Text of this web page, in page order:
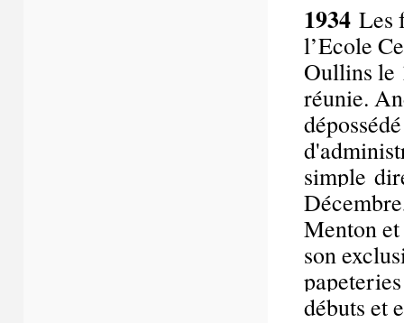
1934 Les
l’Ecole
Oullins le
réunie.
simple
Menton
son
débuts et